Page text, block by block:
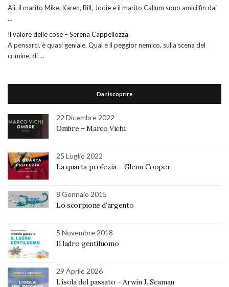
Ali, il marito Mike, Karen, Bill, Jodie e il marito Callum sono amici fin dai
…
Il valore delle cose – Serena Cappellozza
A pensarci, è quasi geniale. Qual è il peggior nemico, sulla scena del
crimine, di …
Da riscoprire
22 Dicembre 2022
Ombre – Marco Vichi
25 Luglio 2022
La quarta profezia – Glenn Cooper
8 Gennaio 2015
Lo scorpione d’argento
5 Novembre 2018
Il ladro gentiluomo
29 Aprile 2026
L’isola del passato – Arwin J. Seaman